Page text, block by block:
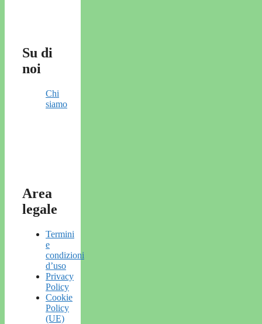
Su di
noi
Chi
siamo
Area
legale
Termini
e
condizioni
d’uso
Privacy
Policy
Cookie
Policy
(UE)